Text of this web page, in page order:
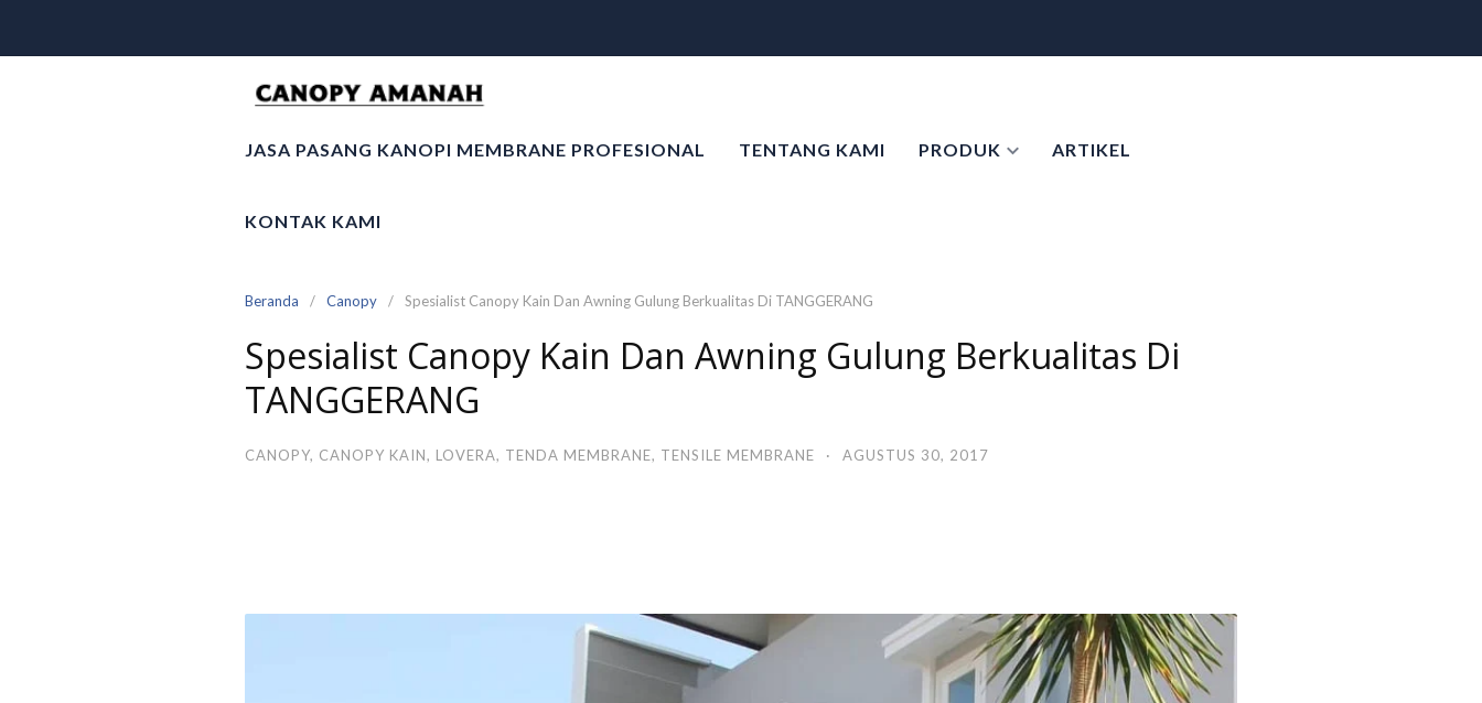
konten
JASA PASANG KANOPI MEMBRANE PROFESIONAL TENTANG KAMI PRODUK ARTIKEL
KONTAK KAMI
Beranda Canopy Spesialist Canopy Kain Dan Awning Gulung Berkualitas Di TANGGERANG
Spesialist Canopy Kain Dan Awning Gulung Berkualitas Di
TANGGERANG
CANOPY, CANOPY KAIN, LOVERA, TENDA MEMBRANE, TENSILE MEMBRANE · AGUSTUS 30, 2017